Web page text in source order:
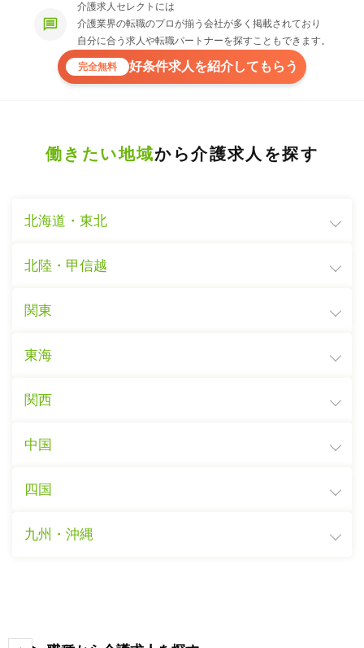
介護求人セレクトには
介護業界の転職のプロが揃う会社が多く掲載されており
自分に合う求人や転職パートナーを探すこともできます。
完全無料 好条件求人を紹介してもらう
働きたい地域から介護求人を探す
北海道・東北
北陸・甲信越
関東
東海
関西
中国
四国
九州・沖縄